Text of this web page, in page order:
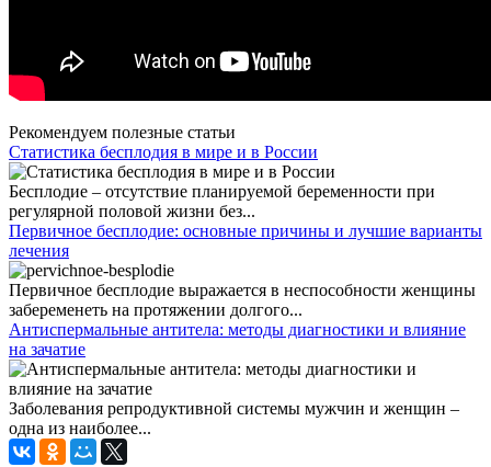
Рекомендуем полезные статьи
Статистика бесплодия в мире и в России
Бесплодие – отсутствие планируемой беременности при
регулярной половой жизни без...
Первичное бесплодие: основные причины и лучшие варианты
лечения
Первичное бесплодие выражается в неспособности женщины
забеременеть на протяжении долгого...
Антиспермальные антитела: методы диагностики и влияние
на зачатие
Заболевания репродуктивной системы мужчин и женщин –
одна из наиболее...